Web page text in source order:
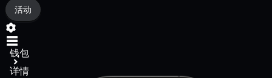
活动
钱包
详情